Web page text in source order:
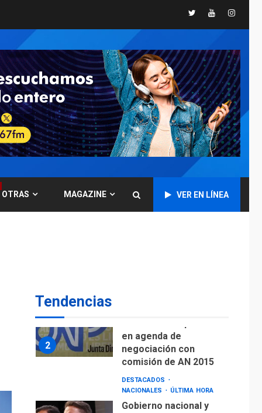
TwitterYoutube
OTRAS MAGAZINE VER EN LÍNEA
Tendencias
6
REGIONALES
ÚLTIMA HORA
Guardia Nacional
Bolivariana celebró
su 89° aniversario en
Nueva Esparta
REGIONALES ÚLTIMA HORA
Misión Milagro en
Antolín del Campo:
Arrancó la jornada de
Cataratas 2026
ÚLTIMA HORA
Concejo Municipal de
2
en agenda de
negociación con
comisión de AN 2015
DESTACADOS
NACIONALES
ÚLTIMA HORA
Gobierno nacional y